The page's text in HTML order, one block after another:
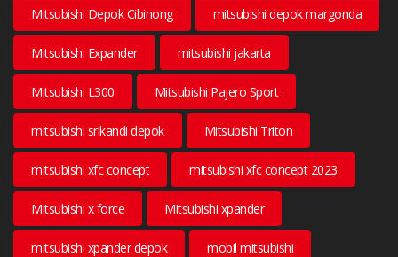
Mitsubishi Depok Cibinong mitsubishi depok margonda
Mitsubishi Expander mitsubishi jakarta
Mitsubishi L300 Mitsubishi Pajero Sport
mitsubishi srikandi depok Mitsubishi Triton
mitsubishi xfc concept mitsubishi xfc concept 2023
Mitsubishi x force Mitsubishi xpander
mitsubishi xpander depok mobil mitsubishi